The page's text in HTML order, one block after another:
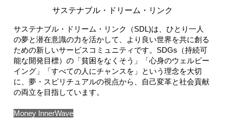
サステナブル・ドリーム・リンク
サステナブル・ドリーム・リンク（SDL)は、ひとり一人
の夢と潜在意識の力を活かして、より良い世界を共に創る
ための新しいサービスコミュニティです。SDGs（持続可
能な開発目標）の「貧困をなくそう」「心身のウェルビー
イング」「すべての人にチャンスを」という理念を大切
に、夢・スピリチュアルの視点から、自己変革と社会貢献
の両立を目指しています。
Money InnerWave